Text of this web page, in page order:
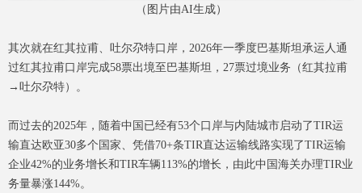
（图片由AI生成）
其次就在红其拉甫、吐尔尕特口岸，2026年一季度巴基斯坦承运人通
过红其拉甫口岸完成58票出境至巴基斯坦，27票过境业务（红其拉甫
→吐尔尕特）。
而过去的2025年，随着中国已经有53个口岸与内陆城市启动了TIR运
输直达欧亚30多个国家、凭借70+条TIR直达运输线路实现了TIR运输
企业42%的业务增长和TIR车辆113%的增长，由此中国海关办理TIR业
务量暴涨144%。